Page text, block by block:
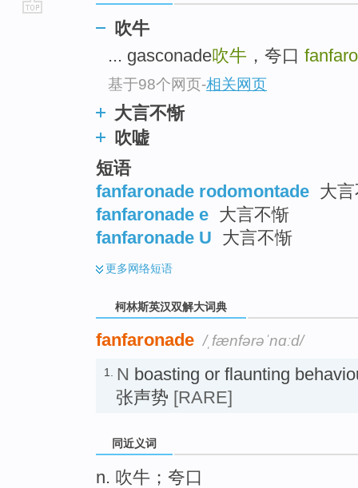
吹牛
... gasconade吹牛 ，夸口
基于98个网页-相关网页
大言不惭
吹嘘
短语
fanfaronade rodomontade 大
fanfaronade e 大言不惭
fanfaronade U 大言不惭
更多网络短语
柯林斯英汉双解大词典
fanfaronade /ˌfænfərəˈnɑːd/
1. N boasting or flaunting
张声势 [RARE]
同近义词
n. 吹牛；夸口